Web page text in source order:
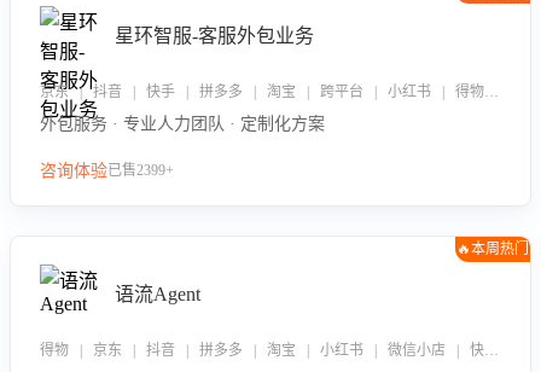
星环智服-客服外包业务
京东 | 抖音 | 快手 | 拼多多 | 淘宝 | 跨平台 | 小红书 | 得物 | 企业微信
外包服务 · 专业人力团队 · 定制化方案
咨询体验已售2399+
🔥本周热门
语流Agent
得物 | 京东 | 抖音 | 拼多多 | 淘宝 | 小红书 | 微信小店 | 快手 | 唯品会